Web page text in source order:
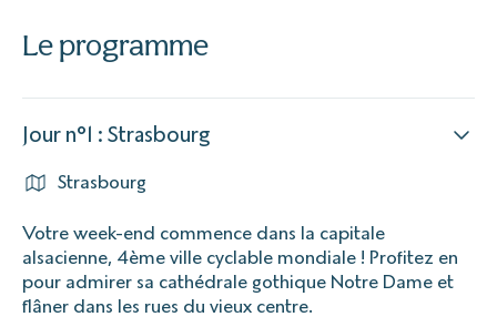
Le programme
Jour n°1 : Strasbourg
Strasbourg
Votre week-end commence dans la capitale
alsacienne, 4ème ville cyclable mondiale ! Profitez en
pour admirer sa cathédrale gothique Notre Dame et
flâner dans les rues du vieux centre.